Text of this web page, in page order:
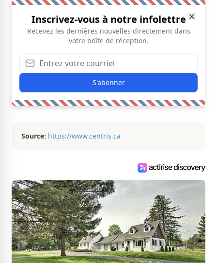
Inscrivez-vous à notre infolettre
Recevez les dernières nouvelles directement dans
votre boîte de réception.
S'abonner
Source: https://www.centris.ca